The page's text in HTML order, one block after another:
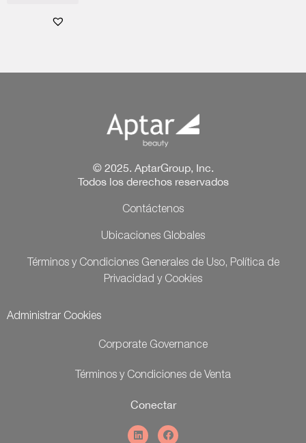
© 2025. AptarGroup, Inc.
Todos los derechos reservados
Contáctenos
Ubicaciones Globales
Términos y Condiciones Generales de Uso, Política de
Privacidad y Cookies
Administrar Cookies
Corporate Governance
Términos y Condiciones de Venta
Conectar